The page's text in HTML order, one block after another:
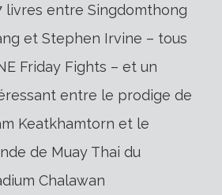
livres entre Singdomthong
et Stephen Irvine – tous
Friday Fights – et un
entre le prodige de
Keatkhamtorn et le
de Muay Thai du
Chalawan